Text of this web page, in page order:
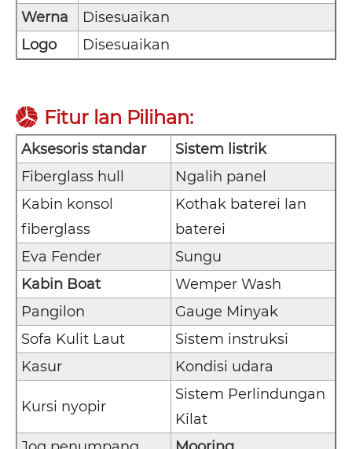
Werna
Disesuaikan
Logo
Disesuaikan
Fitur lan Pilihan:
Aksesoris standar
Sistem listrik
Fiberglass hull
Ngalih panel
Kabin konsol
fiberglass
Kothak baterei lan
baterei
Eva Fender
Sungu
Kabin Boat
Wemper Wash
Pangilon
Gauge Minyak
Sofa Kulit Laut
Sistem instruksi
Kasur
Kondisi udara
Kursi nyopir
Sistem Perlindungan
Kilat